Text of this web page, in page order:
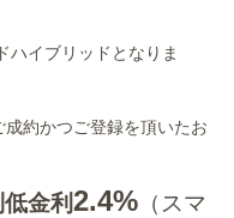
ハイブリッドとなりま
約かつご登録を頂いたお
金利2.4%（スマ